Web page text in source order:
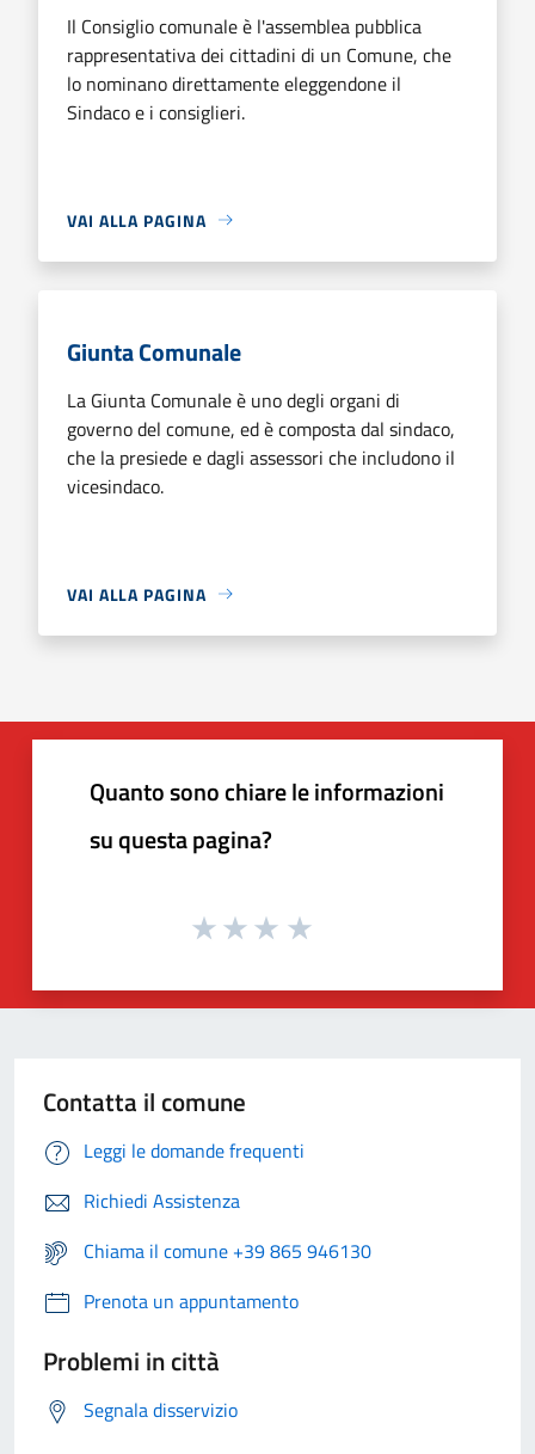
Il Consiglio comunale è l'assemblea pubblica
rappresentativa dei cittadini di un Comune, che
lo nominano direttamente eleggendone il
Sindaco e i consiglieri.
VAI ALLA PAGINA
Giunta Comunale
La Giunta Comunale è uno degli organi di
governo del comune, ed è composta dal sindaco,
che la presiede e dagli assessori che includono il
vicesindaco.
VAI ALLA PAGINA
Quanto sono chiare le informazioni
su questa pagina?
Contatta il comune
Leggi le domande frequenti
Richiedi Assistenza
Chiama il comune +39 865 946130
Prenota un appuntamento
Problemi in città
Segnala disservizio